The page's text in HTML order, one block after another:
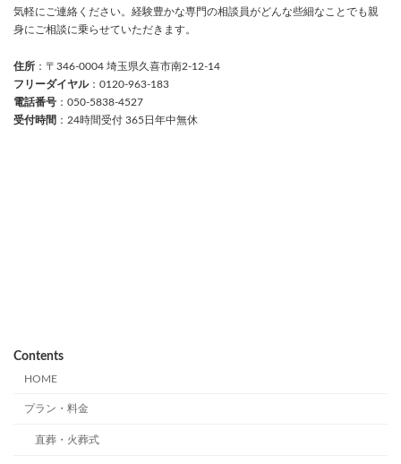
気軽にご連絡ください。経験豊かな専門の相談員がどんな些細なことでも親
身にご相談に乗らせていただきます。
住所 ：〒346-0004 埼玉県久喜市南2-12-14
フリーダイヤル：0120-963-183
電話番号 ：050-5838-4527
受付時間 ：24時間受付 365日年中無休
Contents
HOME
プラン・料金
直葬・火葬式